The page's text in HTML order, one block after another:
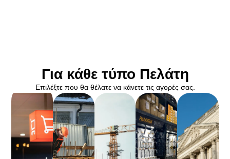
Για κάθε τύπο Πελάτη
Επιλέξτε που θα θέλατε να κάνετε τις αγορές σας.